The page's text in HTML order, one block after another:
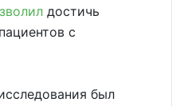
достичь
с
был